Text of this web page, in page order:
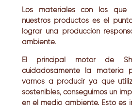
Los materiales con los que
nuestros productos es el
lograr una producción
ambiente.
El principal motor de
cuidadosamente la materia
vamos a producir ya que
sostenibles, conseguimos un
en el medio ambiente. Esto es